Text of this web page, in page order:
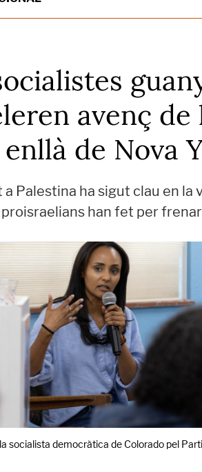
avenç
de Nova
a Palestina ha sigut clau en
han fet per
socialista democràtica de Colorado pel